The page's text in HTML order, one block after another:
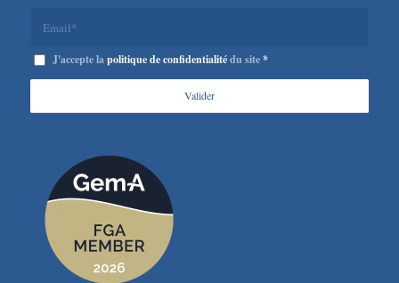
J'accepte lapolitique de confidentialitédu site*